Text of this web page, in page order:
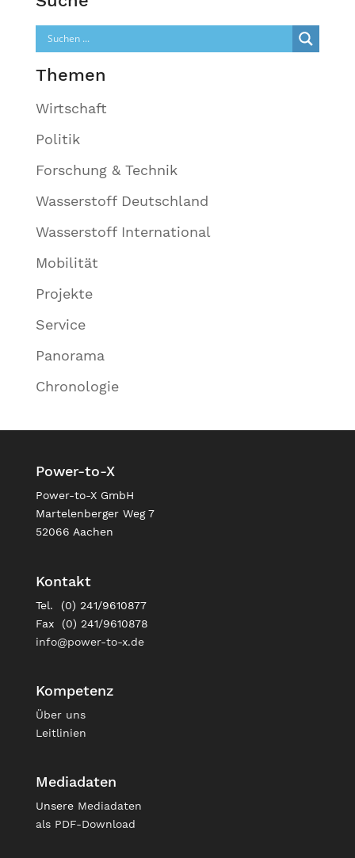
Themen
Wirtschaft
Politik
Forschung & Technik
Wasserstoff Deutschland
Wasserstoff International
Mobilität
Projekte
Service
Panorama
Chronologie
Power-to-X
Power-to-X GmbH
Martelenberger Weg 7
52066 Aachen
Kontakt
Tel. (0) 241/9610877
Fax (0) 241/9610878
info@power-to-x.de
Kompetenz
Über uns
Leitlinien
Mediadaten
Unsere Mediadaten
als PDF-Download